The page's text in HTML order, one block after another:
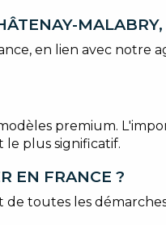
en lien avec notre
premium.
le plus significatif.
EN FRANCE ?
de toutes les